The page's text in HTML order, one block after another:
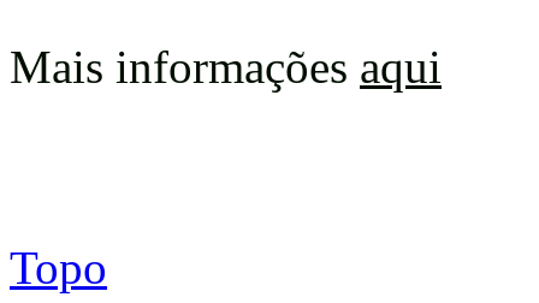
Mais informações aqui
Topo